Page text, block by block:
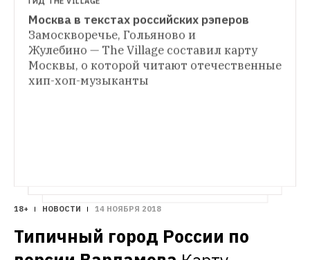
Москва в текстах российских рэперов
Замоскворечье, Гольяново и
Жулебино — The Village составил карту
Москвы, о которой читают отечественные
хип-хоп-музыканты
18+ НОВОСТИ 14 НОЯБРЯ 2018
Типичный город России по